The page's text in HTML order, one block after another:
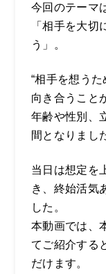
今回のテーマ
「相手を大
う」。
“相手を想う
向き合うこと
年齢や性別、
間となりまし
当日は想定を
き、終始活気
した。
本動画では、
てご紹介する
だけます。